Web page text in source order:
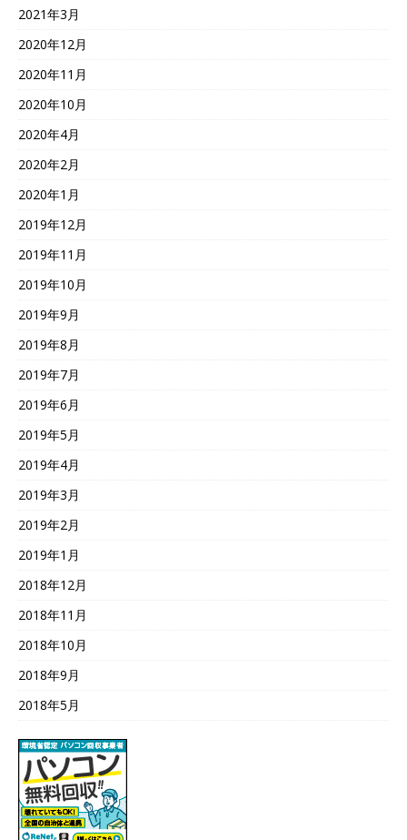
2021年3月
2020年12月
2020年11月
2020年10月
2020年4月
2020年2月
2020年1月
2019年12月
2019年11月
2019年10月
2019年9月
2019年8月
2019年7月
2019年6月
2019年5月
2019年4月
2019年3月
2019年2月
2019年1月
2018年12月
2018年11月
2018年10月
2018年9月
2018年5月